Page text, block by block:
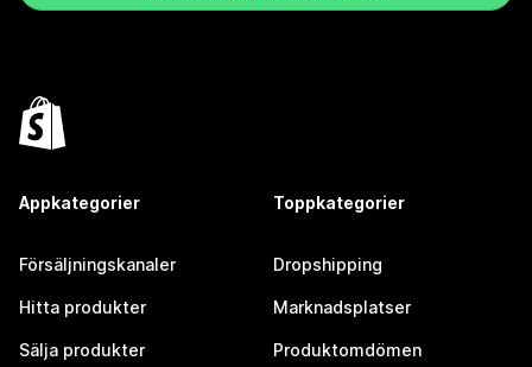
Appkategorier
Försäljningskanaler
Hitta produkter
Sälja produkter
Toppkategorier
Dropshipping
Marknadsplatser
Produktomdömen